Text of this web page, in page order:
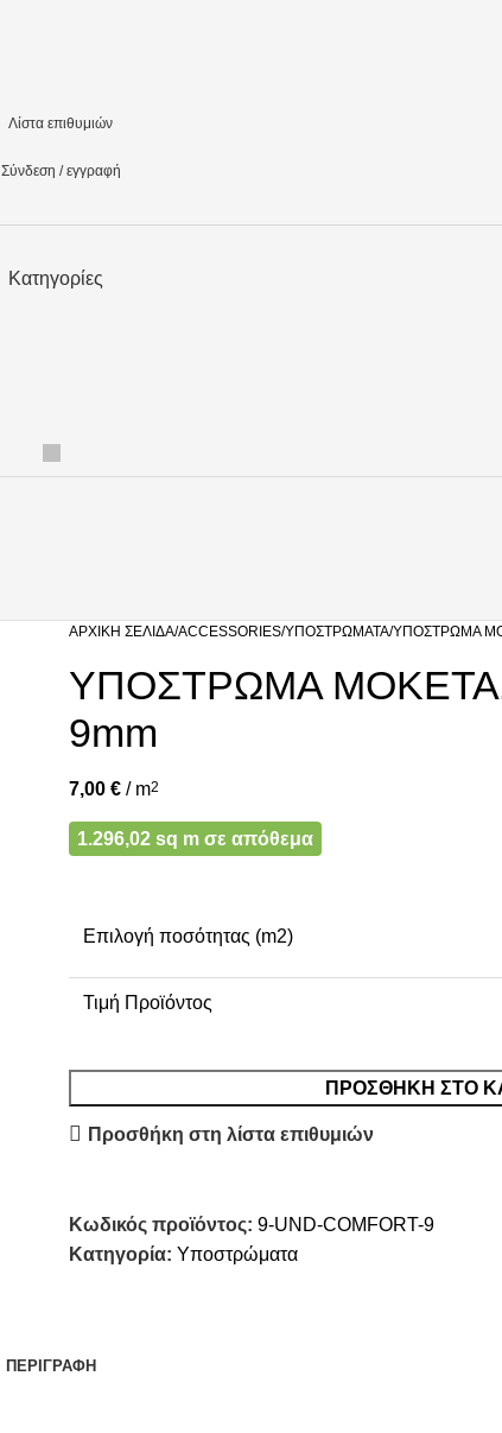
Λίστα επιθυμιών
Σύνδεση / εγγραφή
Κατηγορίες
ΑΡΧΙΚΉ ΣΕΛΊΔΑ ACCESSORIES ΥΠΟΣΤΡΏΜΑΤΑ ΥΠΟΣΤΡΩΜΑ
ΥΠΟΣΤΡΩΜΑ
9mm
7,00 € / m2
1.296,02 sq m σε απόθεμα
Επιλογή ποσότητας (m2)
Τιμή Προϊόντος
ΠΡΟΣΘΉΚΗ ΣΤΟ
Προσθήκη στη λίστα επιθυμιών
Κωδικός προϊόντος: 9-UND-COMFORT-9
Κατηγορία: Υποστρώματα
ΠΕΡΙΓΡΑΦΉ